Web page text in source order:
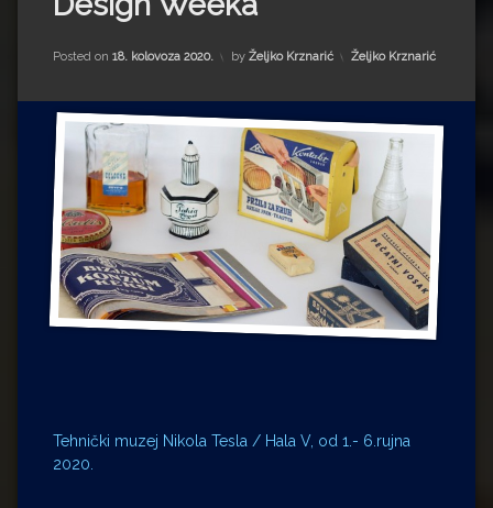
Impressum
Milenko Strižak
Drugi autori
Drugi autori
Matea Andrić
Ljiljana Lekanić-Kljaić
Željko Krznarić
Mario Lovreković
Miroslav Šantek
Posted on 18. kolovoza 2020. by Željko Krznarić Kategorije:
Željko Krznarić
Tehnički muzej Nikola Tesla / Hala V, od 1.- 6.rujna
2020.